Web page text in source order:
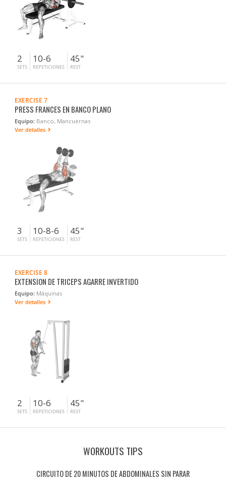
2
SETS
10-6
REPETICIONES
45"
REST
EXERCISE 7
PRESS FRANCES EN BANCO PLANO
Equipo: Banco, Mancuernas
Ver detalles
3
SETS
10-8-6
REPETICIONES
45"
REST
EXERCISE 8
EXTENSION DE TRICEPS AGARRE INVERTIDO
Equipo: Máquinas
Ver detalles
2
SETS
10-6
REPETICIONES
45"
REST
WORKOUTS TIPS
CIRCUITO DE 20 MINUTOS DE ABDOMINALES SIN PARAR